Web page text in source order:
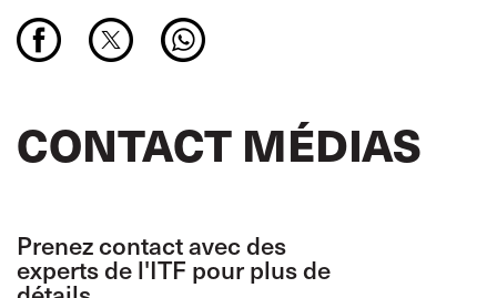
CONTACT MÉDIAS
Prenez contact avec des
experts de l'ITF pour plus de